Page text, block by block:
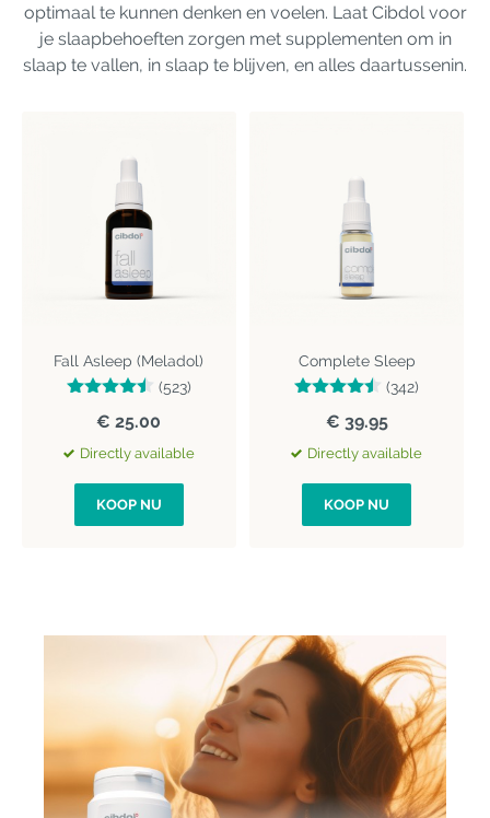
optimaal te kunnen denken en voelen. Laat Cibdol voor
je slaapbehoeften zorgen met supplementen om in
slaap te vallen, in slaap te blijven, en alles daartussenin.
Fall Asleep (Meladol)
(523)
€ 25.00
Directly available
KOOP NU
Complete Sleep
(342)
€ 39.95
Directly available
KOOP NU